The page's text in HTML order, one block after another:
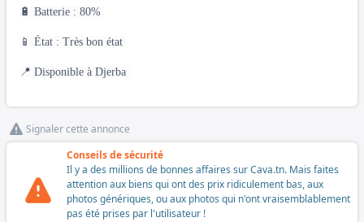
🔋 Batterie : 80%
📱 État : Très bon état
📍 Disponible à Djerba
Signaler cette annonce
Conseils de sécurité
Il y a des millions de bonnes affaires sur Cava.tn. Mais faites
attention aux biens qui ont des prix ridiculement bas, aux
photos génériques, ou aux photos qui n'ont vraisemblablement
pas été prises par l'utilisateur !